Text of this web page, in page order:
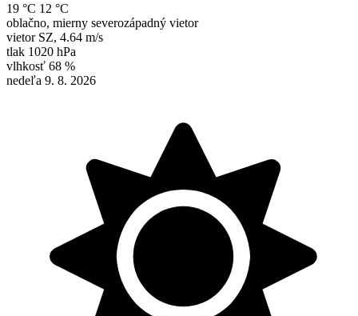
19 °C 12 °C
oblačno, mierny severozápadný vietor
vietor SZ, 4.64 m/s
tlak 1020 hPa
vlhkosť 68 %
nedeľa 9. 8. 2026